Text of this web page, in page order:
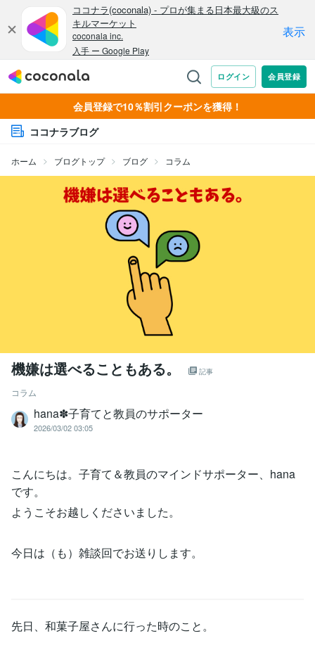
会員登録で10％割引クーポンを獲得！
ココナラブログ
ホーム ブログトップ ブログ コラム
機嫌は選べることもある。 記事
コラム
hana✽子育てと教員のサポーター
2026/03/02 03:05
こんにちは。子育て＆教員のマインドサポーター、hana
です。
ようこそお越しくださいました。
今日は（も）雑談回でお送りします。
先日、和菓子屋さんに行った時のこと。